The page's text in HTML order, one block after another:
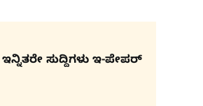
ಸುದ್ದಿಗಳು ಇ-ಪೇಪರ್​